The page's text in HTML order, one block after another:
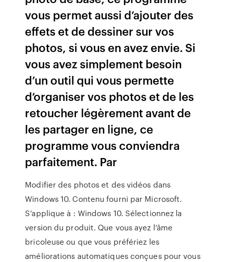
vous permet aussi d’ajouter des
effets et de dessiner sur vos
photos, si vous en avez envie. Si
vous avez simplement besoin
d’un outil qui vous permette
d’organiser vos photos et de les
retoucher légèrement avant de
les partager en ligne, ce
programme vous conviendra
parfaitement. Par
Modifier des photos et des vidéos dans
Windows 10. Contenu fourni par Microsoft.
S’applique à : Windows 10. Sélectionnez la
version du produit. Que vous ayez l’âme
bricoleuse ou que vous préfériez les
améliorations automatiques conçues pour vous